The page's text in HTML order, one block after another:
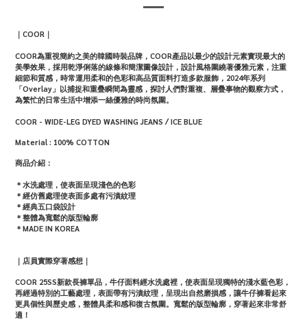
｜COOR｜
COOR為重視簡約之美的韓國時裝品牌，COOR產品以最少的設計元素實現最大的
美學效果，採用乾淨俐落的線條和簡潔圖像設計，設計風格圍繞著優雅元素，注重
細節和質感，時常運用柔和的色彩和高品質面料打造多款服飾，2024年系列
「Overlay」以捕捉和重疊瞬間為靈感，探討人們對重複、層疊事物的觀察方式，
為繁忙的日常生活中增添一絲優雅的時尚氛圍。
COOR - WIDE-LEG DYED WASHING JEANS / ICE BLUE
Material : 100% COTTON
商品介紹：
＊水洗處理，使表面呈現淺色的色彩
＊經仿舊處理使表面多處有污漬紋理
＊經典五口袋設計
＊整體為寬鬆的版型輪廓
＊MADE IN KOREA
｜店員實際穿著感想｜
COOR 25SS新款長褲單品，牛仔面料經水洗處裡，使表面呈現獨特的淺水藍色彩，
再經過特別的工藝處理，表面帶有污漬紋理，呈現出自然磨損感，讓牛仔褲看起來
更具個性與歷史感，整體具柔和感和復古氛圍。寬鬆的版型輪廓，穿著起來非常舒
適！